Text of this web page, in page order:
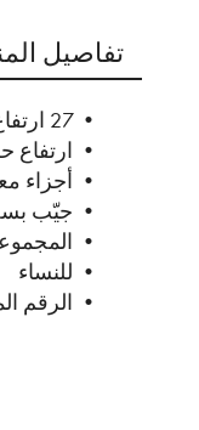
بداية
معرض
تفاصيل
• 27 ارتفاع × 49 عرض × 17 عمق سم
• ارتفاع
• أجزاء
• جيّب
•
• للنساء
• الرقم